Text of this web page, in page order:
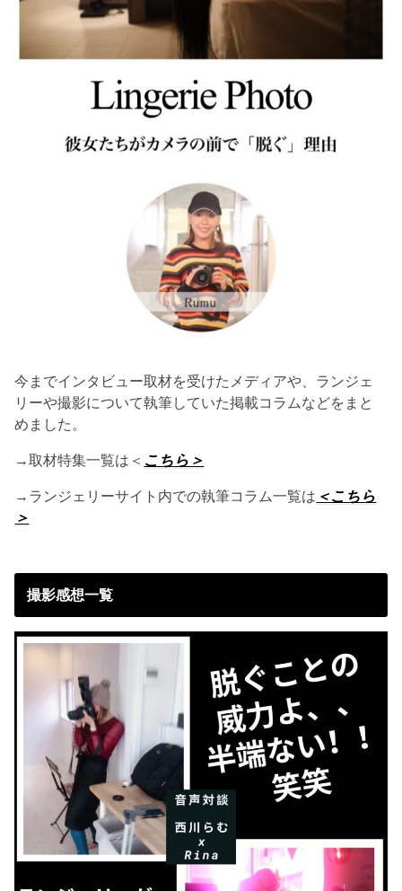
今までインタビュー取材を受けたメディアや、ランジェ
リーや撮影について執筆していた掲載コラムなどをまと
めました。
→取材特集一覧は＜ こちら＞
→ランジェリーサイト内での執筆コラム一覧は ＜こちら
＞
撮影感想一覧